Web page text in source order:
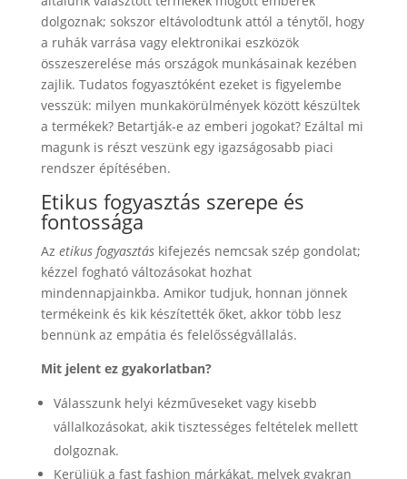
dolgoznak; sokszor eltávolodtunk attól a ténytől, hogy
a ruhák varrása vagy elektronikai eszközök
összeszerelése más országok munkásainak kezében
zajlik. Tudatos fogyasztóként ezeket is figyelembe
vesszük: milyen munkakörülmények között készültek
a termékek? Betartják-e az emberi jogokat? Ezáltal mi
magunk is részt veszünk egy igazságosabb piaci
rendszer építésében.
Etikus fogyasztás szerepe és
fontossága
Az etikus fogyasztáskifejezés nemcsak szép gondolat;
kézzel fogható változásokat hozhat
mindennapjainkba. Amikor tudjuk, honnan jönnek
termékeink és kik készítették őket, akkor több lesz
bennünk az empátia és felelősségvállalás.
Mit jelent ez gyakorlatban?
Válasszunk helyi kézműveseket vagy kisebb
vállalkozásokat, akik tisztességes feltételek mellett
dolgoznak.
Kerüljük a fast fashion márkákat, melyek gyakran